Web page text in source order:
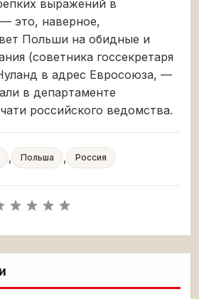
выражений в
это, наверное,
Польши на обидные и
(советника госсекретаря
в адрес Евросоюза, —
в департаменте
российского ведомства.
, Польша , Россия